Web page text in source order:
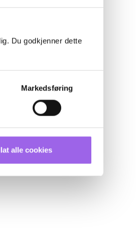
Du godkjenner dette
Markedsføring
alle cookies